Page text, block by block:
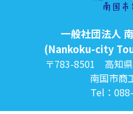
一般社団法人
(Nankoku-city
〒783-8501 高知
南国市商
Tel：